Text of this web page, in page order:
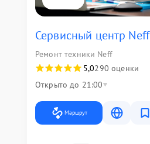
Сервисный центр Neff
Ремонт техники Neff
5,0290 оценки
Открыто до 21:00
Маршрут